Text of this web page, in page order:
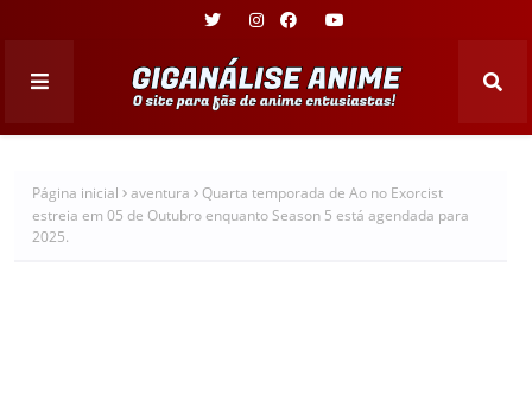
Página inicial aventura
Quarta temporada de Ao no Exorcist
estreia em 05 de Outubro enquanto Season 5 está agendada para
2025.